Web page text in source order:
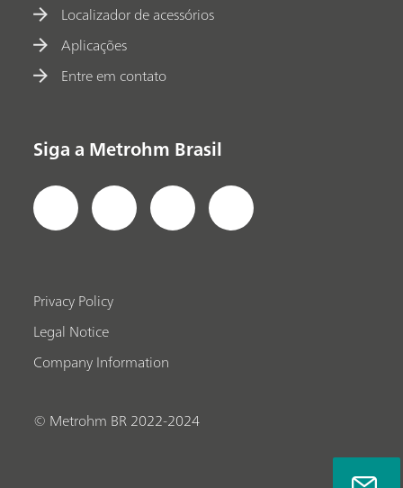
Localizador de acessórios
Aplicações
Entre em contato
Siga a Metrohm Brasil
Privacy Policy
Legal Notice
Company Information
© Metrohm BR 2022-2024